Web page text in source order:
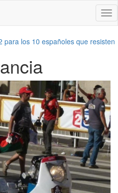
para los 10 españoles que resisten